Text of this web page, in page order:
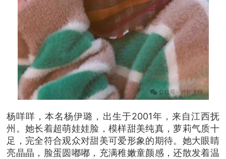
杨咩咩，本名杨伊璐，出生于2001年，来自江西抚
州。她长着超萌娃娃脸，模样甜美纯真，萝莉气质十
足，完全符合观众对甜美可爱形象的期待。她大眼睛
亮晶晶，脸蛋圆嘟嘟，充满稚嫩童颜感，还散发着温